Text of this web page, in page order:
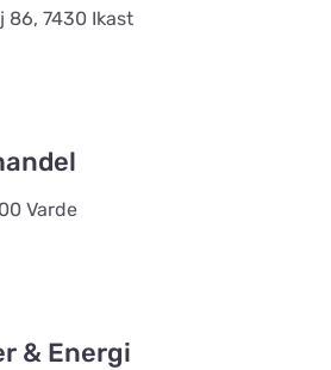
Esbjerg
86, 7430 Ikast
Varde
& Energi